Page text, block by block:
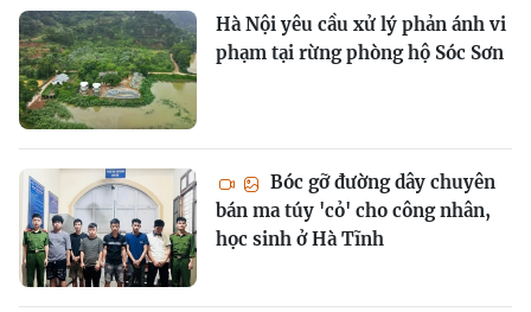
Hà Nội yêu cầu xử lý phản ánh vi
phạm tại rừng phòng hộ Sóc Sơn
Bóc gỡ đường dây chuyên
bán ma túy 'cỏ' cho công nhân,
học sinh ở Hà Tĩnh